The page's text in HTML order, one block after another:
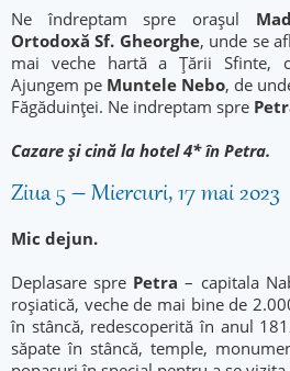
Ne îndreptam spre oraşul
Ortodoxă Sf. Gheorghe, unde se
mai veche hartă a Ţării Sfinte,
Ajungem pe Muntele Nebo, de
Făgăduinţei. Ne indreptam spre
Cazare şi cină la hotel 4* în Petra.
Ziua 5 – Miercuri, 17 mai 2023
Mic dejun.
Deplasare spre Petra – capitala
roşiatică, veche de mai bine de
în stâncă, redescoperită în anul
săpate în stâncă, temple,